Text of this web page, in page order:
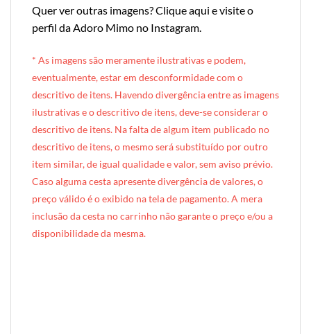
Quer ver outras imagens?Clique aqui e visite o
perfil da Adoro Mimo no Instagram.
* As imagens são meramente ilustrativas e podem,
eventualmente, estar em desconformidade com o
descritivo de itens. Havendo divergência entre as imagens
ilustrativas e o descritivo de itens, deve-se considerar o
descritivo de itens. Na falta de algum item publicado no
descritivo de itens, o mesmo será substituído por outro
item similar, de igual qualidade e valor, sem aviso prévio.
Caso alguma cesta apresente divergência de valores, o
preço válido é o exibido na tela de pagamento. A mera
inclusão da cesta no carrinho não garante o preço e/ou a
disponibilidade da mesma.